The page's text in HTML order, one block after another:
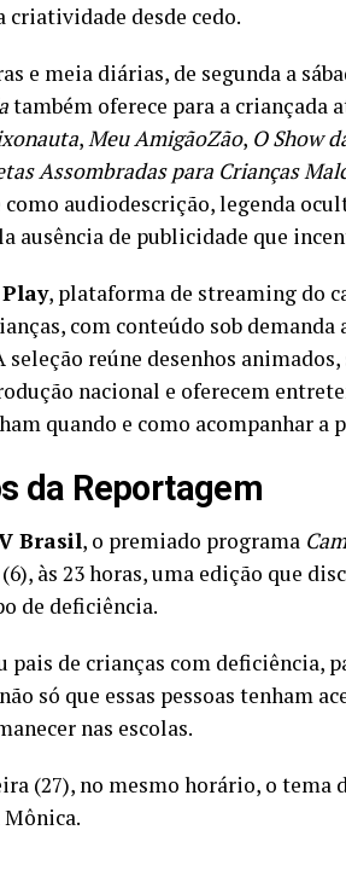
criatividade desde cedo.
e meia diárias, de segunda a
também oferece para a criançada
,Meu AmigãoZão, O Show
Assombradas para Crianças
audiodescrição, legenda
ausência de publicidade que
, plataforma de streaming do
com conteúdo sob
reúne desenhos
nacional e oferecem
quando e como acompanhar a
da Reportagem
Brasil, o premiado programa
às 23 horas, uma edição que
de deficiência.
pais de crianças com deficiência,
só que essas pessoas tenham
nas escolas.
(27), no mesmo horário, o tema
Mônica.